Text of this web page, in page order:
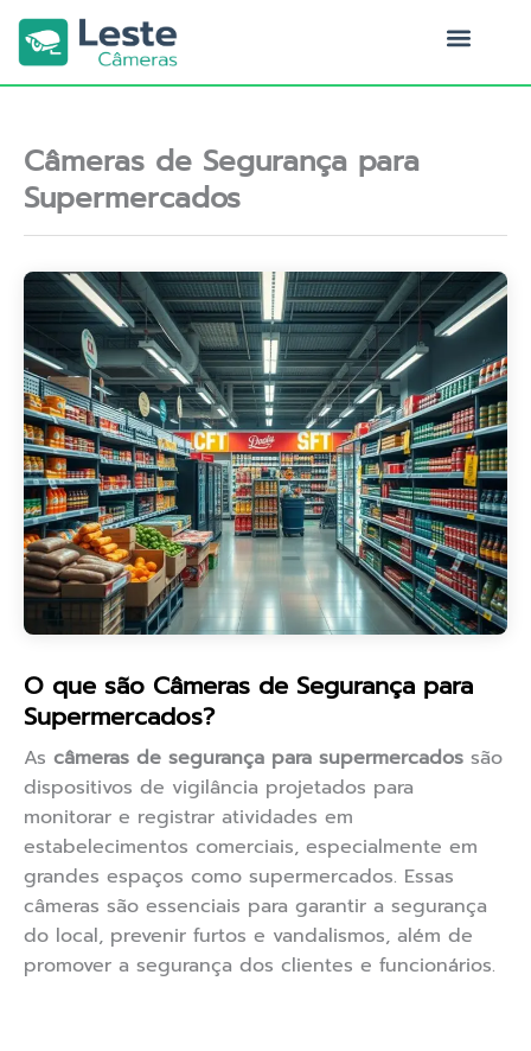
para
conteúdo
Câmeras de Segurança para
Supermercados
O que são Câmeras de Segurança para
Supermercados?
As câmeras de segurança para supermercados são
dispositivos de vigilância projetados para
monitorar e registrar atividades em
estabelecimentos comerciais, especialmente em
grandes espaços como supermercados. Essas
câmeras são essenciais para garantir a segurança
do local, prevenir furtos e vandalismos, além de
promover a segurança dos clientes e funcionários.